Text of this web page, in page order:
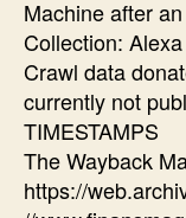
Machine after
Collection:
Crawl data
currently not
TIMESTAMPS
The Wayback
https://